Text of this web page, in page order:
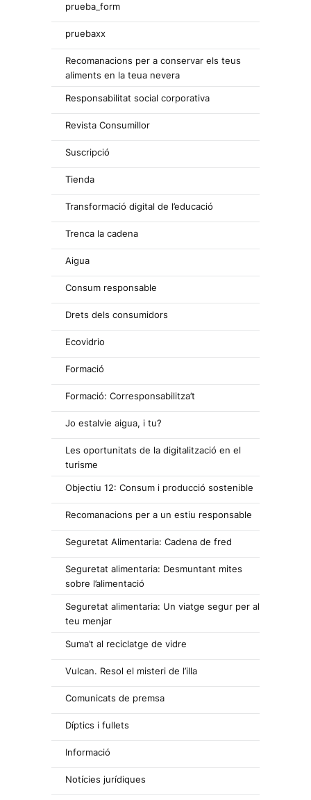
prueba_form
pruebaxx
Recomanacions per a conservar els teus
aliments en la teua nevera
Responsabilitat social corporativa
Revista Consumillor
Suscripció
Tienda
Transformació digital de l’educació
Trenca la cadena
Aigua
Consum responsable
Drets dels consumidors
Ecovidrio
Formació
Formació: Corresponsabilitza’t
Jo estalvie aigua, i tu?
Les oportunitats de la digitalització en el
turisme
Objectiu 12: Consum i producció sostenible
Recomanacions per a un estiu responsable
Seguretat Alimentaria: Cadena de fred
Seguretat alimentaria: Desmuntant mites
sobre l’alimentació
Seguretat alimentaria: Un viatge segur per al
teu menjar
Suma’t al reciclatge de vidre
Vulcan. Resol el misteri de l’illa
Comunicats de premsa
Díptics i fullets
Informació
Notícies jurídiques